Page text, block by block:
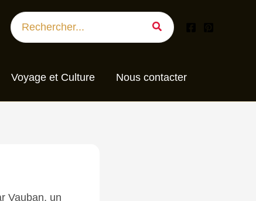
Search
for:
Voyage et Culture Nous contacter
Vauban, un